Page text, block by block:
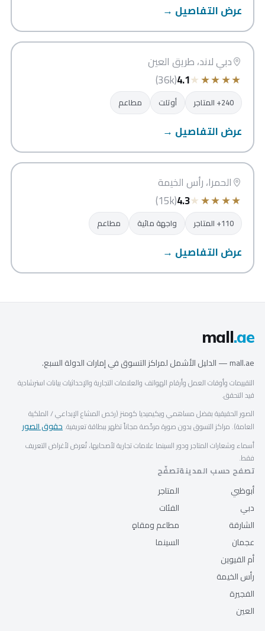
عرض التفاصيل →
دبي
دبي أوتلت مول
دبي لاند، طريق العين
★
★
★
★
★
4.1
(36k)
240+ المتاجر أوتلت مطاعم
عرض التفاصيل →
رأس الخيمة
الحمرا مول
الحمرا، رأس الخيمة
★
★
★
★
★
4.3
(15k)
110+ المتاجر واجهة مائية مطاعم
عرض التفاصيل →
mall.ae
mall.ae — الدليل الأشمل لمراكز التسوق في إمارات الدولة السبع.
التقييمات وأوقات العمل وأرقام الهواتف والعلامات التجارية والإحداثيات بيانات استرشادية
قيد التحقق.
الصور الحقيقية بفضل مساهمي ويكيميديا كومنز (رخص المشاع الإبداعي / الملكية
العامة). مراكز التسوق بدون صورة مرخّصة مجاناً تظهر ببطاقة تعريفية.حقوق الصور
أسماء وشعارات المتاجر ودور السينما علامات تجارية لأصحابها، تُعرض لأغراض التعريف
فقط.
تصفح حسب المدينة
أبوظبي
دبي
الشارقة
عجمان
أم القيوين
رأس الخيمة
الفجيرة
العين
تصفّح
المتاجر
الفئات
مطاعم ومقاهٍ
السينما